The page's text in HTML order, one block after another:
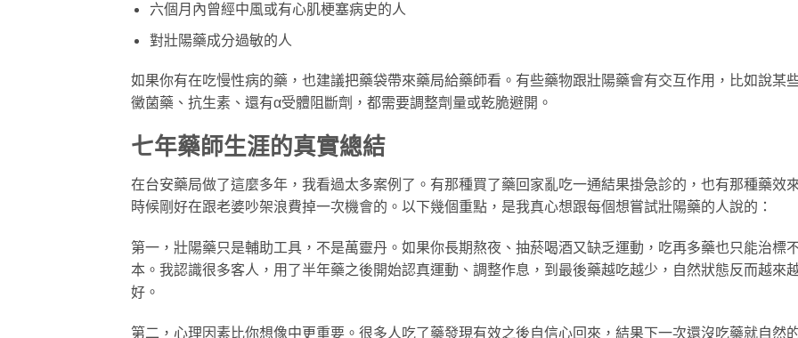
六個月內曾經中風或有心肌梗塞病史的人
對壯陽藥成分過敏的人
如果你有在吃慢性病的藥，也建議把藥袋帶來藥局給藥師看。有些藥物跟壯陽藥會有交互作用，比如說某
黴菌藥、抗生素、還有α受體阻斷劑，都需要調整劑量或乾脆避開。
七年藥師生涯的真實總結
在台安藥局做了這麼多年，我看過太多案例了。有那種買了藥回家亂吃一通結果掛急診的，也有那種藥效
時候剛好在跟老婆吵架浪費掉一次機會的。以下幾個重點，是我真心想跟每個想嘗試壯陽藥的人說的：
第一，壯陽藥只是輔助工具，不是萬靈丹。如果你長期熬夜、抽菸喝酒又缺乏運動，吃再多藥也只能治標
本。我認識很多客人，用了半年藥之後開始認真運動、調整作息，到最後藥越吃越少，自然狀態反而越來
好。
第二，心理因素比你想像中更重要。很多人吃了藥發現有效之後自信心回來，結果下一次還沒吃藥就自然